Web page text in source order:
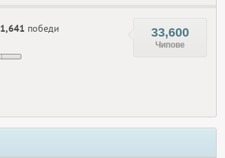
1,641 победи 33,600
Чипове